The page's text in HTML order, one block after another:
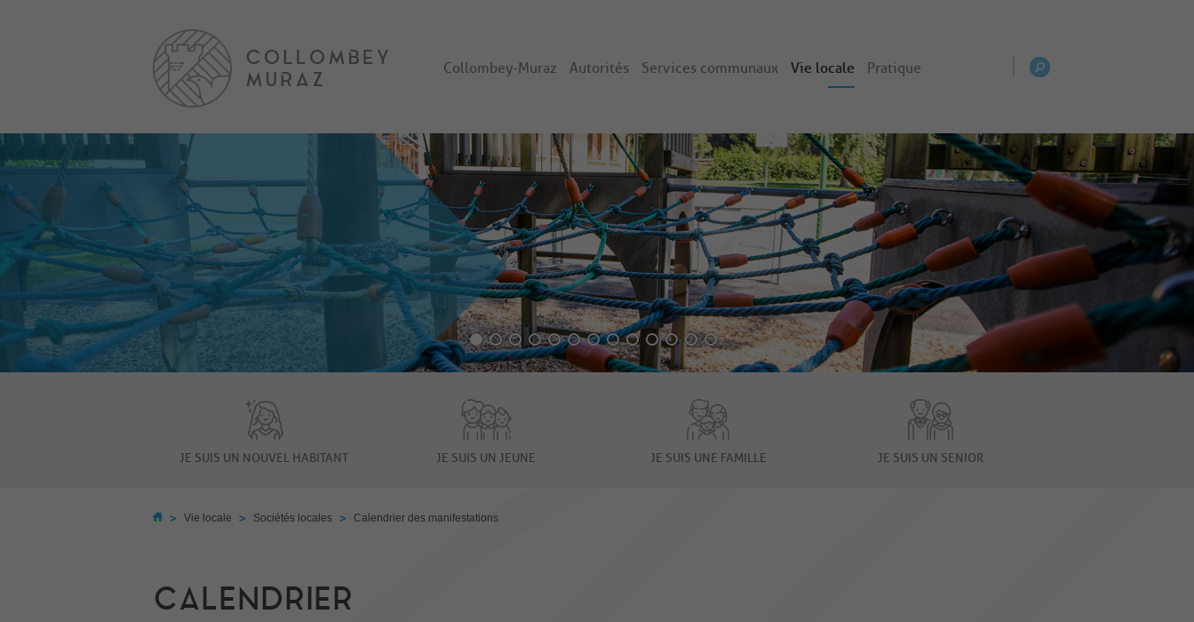
Collombey-Muraz Autorités Services communaux Vie locale Pratique
JE SUIS UN NOUVEL HABITANT JE SUIS UN JEUNE JE SUIS UNE FAMILLE JE SUIS UN SENIOR
> Vie locale > Sociétés locales > Calendrier des manifestations
CALENDRIER